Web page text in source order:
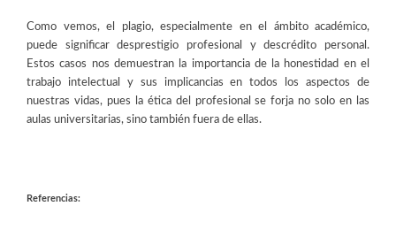
Como vemos, el plagio, especialmente en el ámbito académico,
puede significar desprestigio profesional y descrédito personal.
Estos casos nos demuestran la importancia de la honestidad en el
trabajo intelectual y sus implicancias en todos los aspectos de
nuestras vidas, pues la ética del profesional se forja no solo en las
aulas universitarias, sino también fuera de ellas.
Referencias: